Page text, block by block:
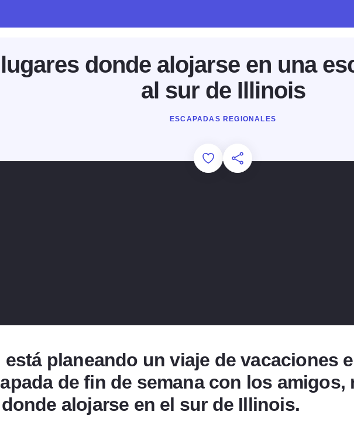
donde alojarse en una
al sur de Illinois
ESCAPADAS REGIONALES
Add to Favorites
Compartir esta página
está planeando un viaje de vacaciones
de fin de semana con los amigos,
alojarse en el sur de Illinois.